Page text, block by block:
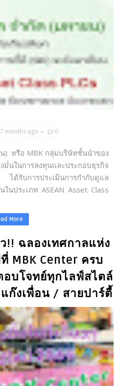
7 months ago 0
) หรือ MBK กลุ่มบริษัทชั้นนำของ
มั่นในการลงทุนและประกอบธุรกิจ
ด้รับการประเมินการกำกับดูแล
นประเภท ASEAN Asset Class
More
!! ฉลองเทศกาลแห่ง
MBK Center ครบ
อบโจทย์ทุกไลฟ์สไตล์
ก๊งเพื่อน / สายปาร์ตี้